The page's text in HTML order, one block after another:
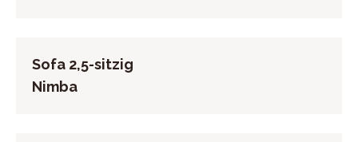
Sofa 2,5-sitzig
Nimba